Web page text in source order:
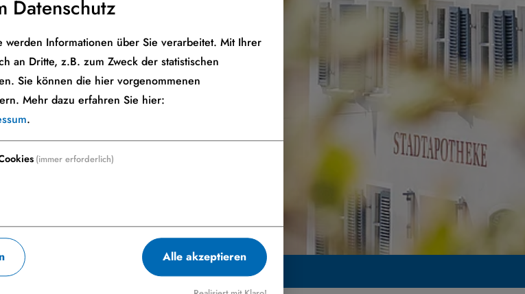
Datenschutz
werden Informationen über Sie verarbeitet. Mit Ihrer
an Dritte, z.B. zum Zweck der statistischen
Sie können die hier vorgenommenen
Mehr dazu erfahren Sie hier:
.
(immer erforderlich)
Alle akzeptieren